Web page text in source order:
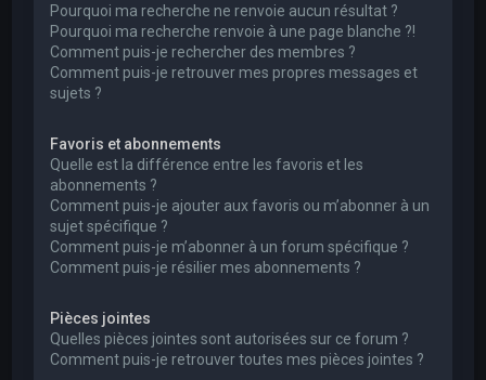
Pourquoi ma recherche ne renvoie aucun résultat ?
Pourquoi ma recherche renvoie à une page blanche ?!
Comment puis-je rechercher des membres ?
Comment puis-je retrouver mes propres messages et
sujets ?
Favoris et abonnements
Quelle est la différence entre les favoris et les
abonnements ?
Comment puis-je ajouter aux favoris ou m’abonner à un
sujet spécifique ?
Comment puis-je m’abonner à un forum spécifique ?
Comment puis-je résilier mes abonnements ?
Pièces jointes
Quelles pièces jointes sont autorisées sur ce forum ?
Comment puis-je retrouver toutes mes pièces jointes ?